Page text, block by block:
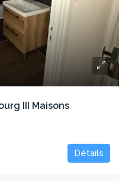
III Maisons
Détails